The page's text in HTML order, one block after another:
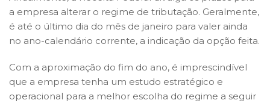
a empresa alterar o regime de tributação. Geralmente,
é até o último dia do mês de janeiro para valer ainda
no ano-calendário corrente, a indicação da opção feita.
Com a aproximação do fim do ano, é imprescindível
que a empresa tenha um estudo estratégico e
operacional para a melhor escolha do regime a seguir